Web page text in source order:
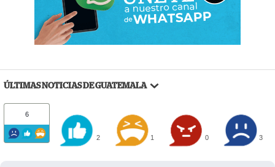
ÚLTIMAS NOTICIAS DE GUATEMALA
6
2 1 0 3